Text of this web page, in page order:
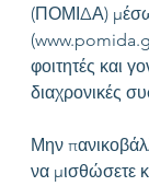
(ΠΟΜΙΔΑ) μέσω
φοιτητές και
διαχρονικές
Μην
να μισθώσετε